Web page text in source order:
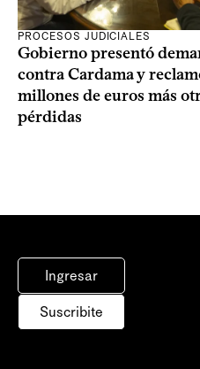
PROCESOS JUDICIALES
Gobierno presentó
contra Cardama y
millones de euros más
pérdidas
Ingresar
Suscribite